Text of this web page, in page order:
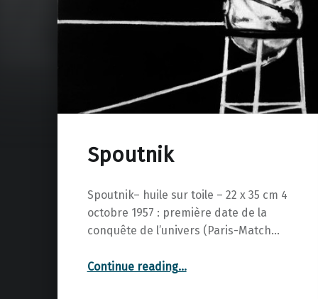
Spoutnik
Spoutnik– huile sur toile – 22 x 35 cm 4
octobre 1957 : première date de la
conquête de l’univers (Paris-Match…
Continue reading…